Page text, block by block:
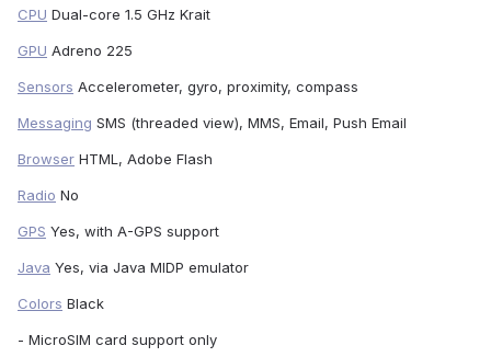
CPU Dual-core 1.5 GHz Krait
GPU Adreno 225
Sensors Accelerometer, gyro, proximity, compass
Messaging SMS (threaded view), MMS, Email, Push Email
Browser HTML, Adobe Flash
Radio No
GPS Yes, with A-GPS support
Java Yes, via Java MIDP emulator
Colors Black
- MicroSIM card support only